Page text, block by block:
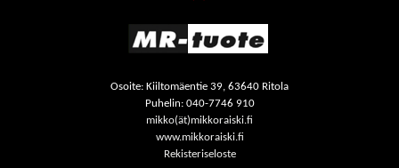
Osoite: Kiiltomäentie 39, 63640 Ritola
Puhelin: 040-7746 910
mikko(ät)mikkoraiski.fi
www.mikkoraiski.fi
Rekisteriseloste